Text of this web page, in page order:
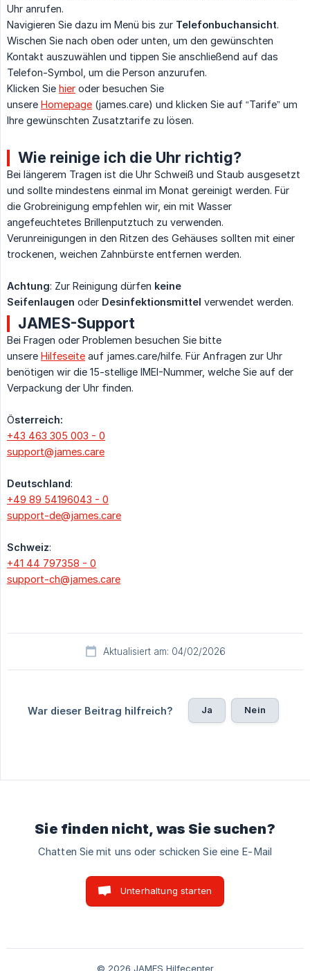
Uhr anrufen.
Navigieren Sie dazu im Menü bis zur Telefonbuchansicht.
Wischen Sie nach oben oder unten, um den gewünschten
Kontakt auszuwählen und tippen Sie anschließend auf das
Telefon-Symbol, um die Person anzurufen.
Klicken Sie hier oder besuchen Sie
unsere Homepage (james.care) und klicken Sie auf “Tarife” um
Ihre gewünschten Zusatztarife zu lösen.
Wie reinige ich die Uhr richtig?
Bei längerem Tragen ist die Uhr Schweiß und Staub ausgesetzt
und sollte mindestens einmal im Monat gereinigt werden. Für
die Grobreinigung empfehlen wir, ein mit Wasser
angefeuchtetes Brillenputztuch zu verwenden.
Verunreinigungen in den Ritzen des Gehäuses sollten mit einer
trockenen, weichen Zahnbürste entfernen werden.
Achtung: Zur Reinigung dürfen keine
Seifenlaugen oder Desinfektionsmittel verwendet werden.
JAMES-Support
Bei Fragen oder Problemen besuchen Sie bitte
unsere Hilfeseite auf james.care/hilfe. Für Anfragen zur Uhr
benötigen wir die 15-stellige IMEI-Nummer, welche Sie auf der
Verpackung der Uhr finden.
Österreich:
+43 463 305 003 - 0
support@james.care
Deutschland:
+49 89 54196043 - 0
support-de@james.care
Schweiz:
+41 44 797358 - 0
support-ch@james.care
Aktualisiert am: 04/02/2026
War dieser Beitrag hilfreich? Ja Nein
Sie finden nicht, was Sie suchen?
Chatten Sie mit uns oder schicken Sie eine E-Mail
Unterhaltung starten
© 2026 JAMES Hilfecenter